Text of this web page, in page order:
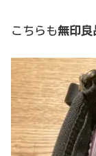
こちらも無印良